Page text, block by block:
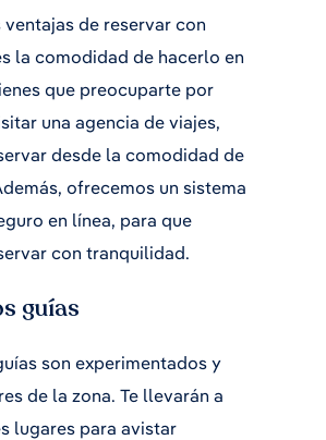
ventajas de reservar con
la comodidad de hacerlo en
que preocuparte por
una agencia de viajes,
desde la comodidad de
ofrecemos un sistema
en línea, para que
con tranquilidad.
guías
son experimentados y
de la zona. Te llevarán a
lugares para avistar